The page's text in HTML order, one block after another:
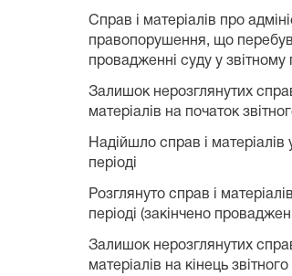
Справ і матеріалів про
правопорушення, що
провадженні суду у звітному
Залишок нерозглянутих
матеріалів на початок
Надійшло справ і матеріалів
періоді
Розглянуто справ і
періоді (закінчено
Залишок нерозглянутих
матеріалів на кінець